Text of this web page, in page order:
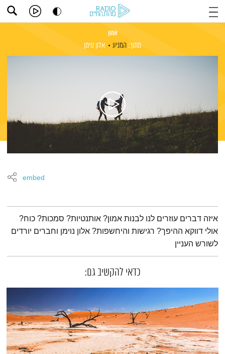
אמון
מתוך: המניע אלון נוימן
embed
תמצית הפודקאסט
איזה דברים עוזרים לנו לבנות אמון? אותנטיות? סמכות? כוח?
אולי דווקא ההיפך? רגישות והיחשפות? אלון נוימן וחברים יורדים
לשורש העניין
כדאי להקשיב גם: